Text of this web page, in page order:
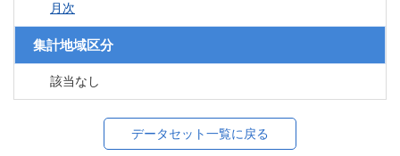
月次
集計地域区分
該当なし
データセット一覧に戻る